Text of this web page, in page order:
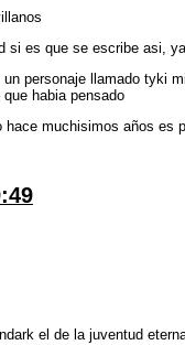
si es que se escribe asi,
personaje llamado tyki
habia pensado
muchisimos años es
el de la juventud